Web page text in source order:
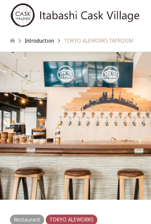
Introduction TOKYO ALEWORKS TAPROOM
Restaurant TOKYO ALEWORKS